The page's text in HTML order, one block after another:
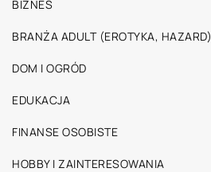
BIZNES
BRANŻA ADULT (EROTYKA, HAZARD)
DOM I OGRÓD
EDUKACJA
FINANSE OSOBISTE
HOBBY I ZAINTERESOWANIA